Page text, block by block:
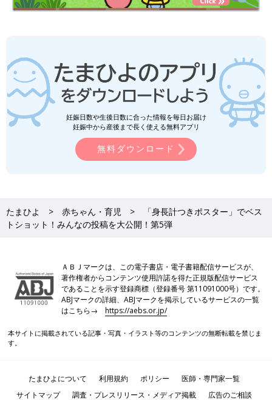
妊娠日数や生後日数に合った情報を毎日お届け
妊娠中から産後まで長く使える無料アプリ
無料ダウンロード
たまひよ 赤ちゃん・育児
「身長計つきポスター」でベス
トショット！みんなの投稿を大公開！第5弾
ＡＢＪマークは、この電子書店・電子書籍配信サービスが、
著作権者からコンテンツ使用許諾を得た正規版配信サービス
であることを示す登録商標（登録番号 第11091000号）です。
ABJマークの詳細、ABJマークを掲示しているサービスの一覧
はこちら→https://aebs.or.jp/
本サイトに掲載されている記事・写真・イラスト等のコンテンツの無断転載を禁じま
す。
たまひよについて 利用規約 ポリシー
医師・専門家一覧
サイトマップ
調査・プレスリリース・メディア掲載 広告のご相談